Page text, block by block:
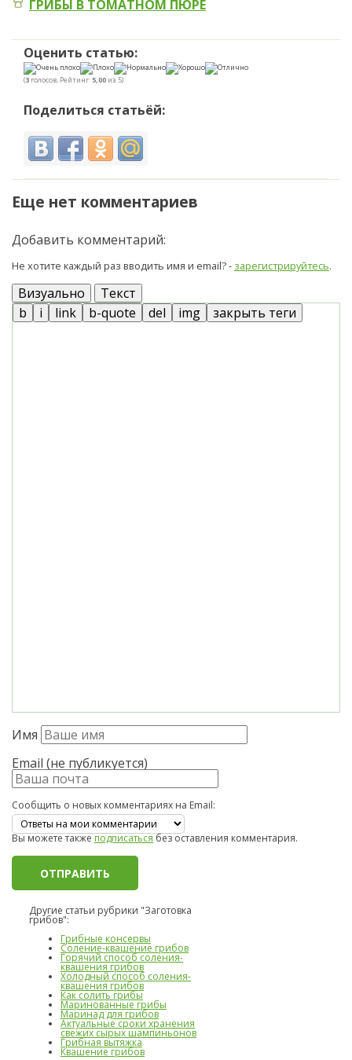
ГРИБЫ В ТОМАТНОМ ПЮРЕ
Оценить статью:
(3 голосов, Рейтинг: 5,00 из 5)
Поделиться статьёй:
Еще нет комментариев
Добавить комментарий:
Не хотите каждый раз вводить имя и email? - зарегистрируйтесь.
Визуально Текст
Имя
Email (не публикуется)
Сообщить о новых комментариях на Email:
Вы можете такжеподписатьсябез оставления комментария.
Другие статьи рубрики "Заготовка
грибов":
Грибные консервы
Соление-квашение грибов
Горячий способ соления-
квашения грибов
Холодный способ соления-
квашения грибов
Как солить грибы
Маринованные грибы
Маринад для грибов
Актуальные сроки хранения
свежих сырых шампиньонов
Грибная вытяжка
Квашение грибов